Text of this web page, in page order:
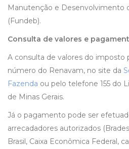
Manutenção e Desenvolvimento
(Fundeb).
Consulta de valores e
A consulta de valores do imposto
número do Renavam, no site da
Fazenda ou pelo telefone 155 do
de Minas Gerais.
Já o pagamento pode ser
arrecadadores autorizados
Brasil, Caixa Econômica Federal,